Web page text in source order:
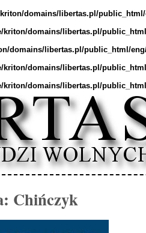
domains/libertas.pl/
kriton/domains/libertas.pl/
domains/libertas.pl/public_html/
kriton/domains/libertas.pl/
kriton/domains/libertas.pl/
Chińczyk